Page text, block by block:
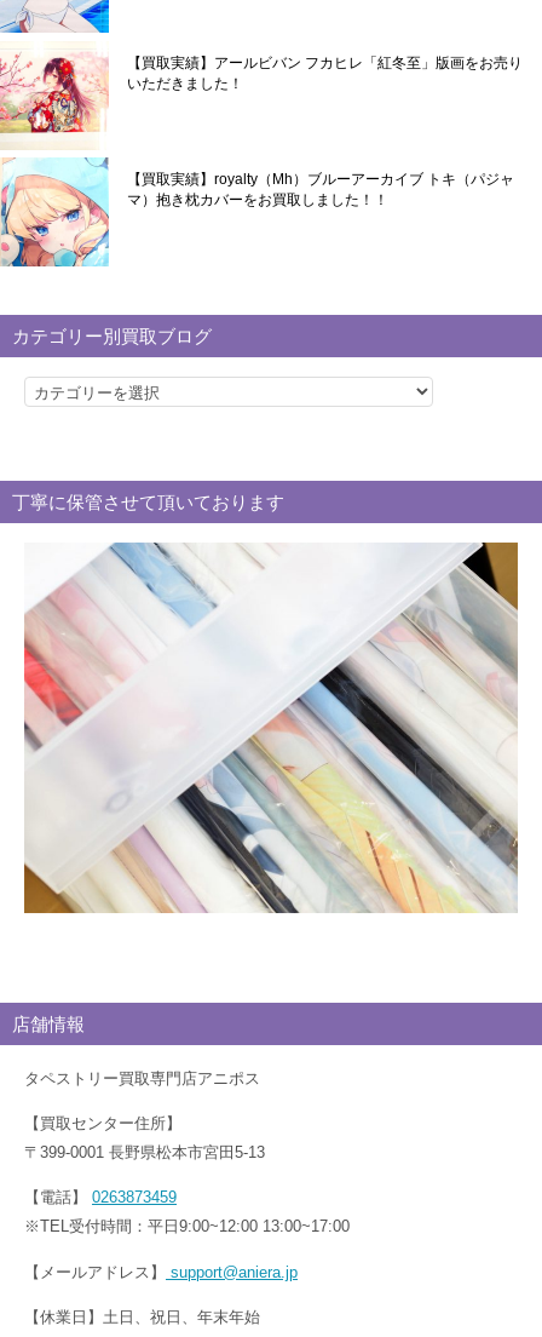
【買取実績】アールビバン フカヒレ「紅冬至」版画をお売り
いただきました！
【買取実績】royalty（Mh）ブルーアーカイブ トキ（パジャ
マ）抱き枕カバーをお買取しました！！
カテゴリー別買取ブログ
カ
リ
ー
ロ
グ
丁寧に保管させて頂いております
店舗情報
タペストリー買取専門店アニポス
【買取センター住所】
〒399-0001 長野県松本市宮田5-13
【電話】 0263873459
※TEL受付時間：平日9:00~12:00 13:00~17:00
【メールアドレス】 support@aniera.jp
【休業日】土日、祝日、年末年始